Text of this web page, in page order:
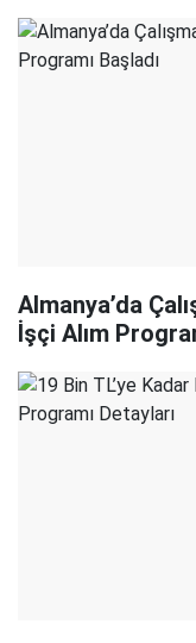
Almanya’da
İşçi Alım